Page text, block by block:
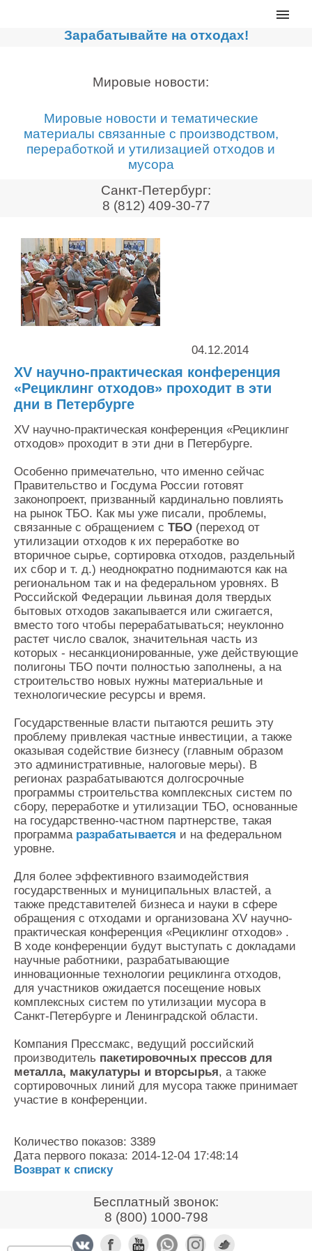
Главная
Сортировочные линии
Дробильное оборудование
Компакторы, контейнеры
Реализованные проекты
Видео
Новости компании
Мировые новости
О нас
Контакты
Зарабатывайте на отходах!
Мировые новости:
Мировые новости и тематические
материалы связанные с производством,
переработкой и утилизацией отходов и
мусора
Санкт-Петербург:
8 (812) 409-30-77
04.12.2014
XV научно-практическая конференция
«Рециклинг отходов» проходит в эти
дни в Петербурге
XV научно-практическая конференция «Рециклинг
отходов» проходит в эти дни в Петербурге.
Особенно примечательно, что именно сейчас
Правительство и Госдума России готовят
законопроект, призванный кардинально повлиять
на рынок ТБО. Как мы уже писали, проблемы,
связанные с обращением с ТБО (переход от
утилизации отходов к их переработке во
вторичное сырье, сортировка отходов, раздельный
их сбор и т. д.) неоднократно поднимаются как на
региональном так и на федеральном уровнях. В
Российской Федерации львиная доля твердых
бытовых отходов закапывается или сжигается,
вместо того чтобы перерабатываться; неуклонно
растет число свалок, значительная часть из
которых - несанкционированные, уже действующие
полигоны ТБО почти полностью заполнены, а на
строительство новых нужны материальные и
технологические ресурсы и время.
Государственные власти пытаются решить эту
проблему привлекая частные инвестиции, а также
оказывая содействие бизнесу (главным образом
это административные, налоговые меры). В
регионах разрабатываются долгосрочные
программы строительства комплексных систем по
сбору, переработке и утилизации ТБО, основанные
на государственно-частном партнерстве, такая
программа разрабатывается и на федеральном
уровне.
Для более эффективного взаимодействия
государственных и муниципальных властей, а
также представителей бизнеса и науки в сфере
обращения с отходами и организована XV научно-
практическая конференция «Рециклинг отходов» .
В ходе конференции будут выступать с докладами
научные работники, разрабатывающие
инновационные технологии рециклинга отходов,
для участников ожидается посещение новых
комплексных систем по утилизации мусора в
Санкт-Петербурге и Ленинградской области.
Компания Прессмакс, ведущий российский
производитель пакетировочных прессов для
металла, макулатуры и вторсырья, а также
сортировочных линий для мусора также принимает
участие в конференции.
Количество показов: 3389
Дата первого показа: 2014-12-04 17:48:14
Возврат к списку
Бесплатный звонок:
8 (800) 1000-798